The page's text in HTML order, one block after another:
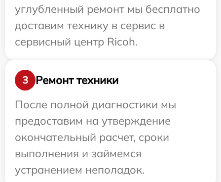
углубленный ремонт мы бесплатно
доставим технику в сервис в
сервисный центр Ricoh.
3
Ремонт техники
После полной диагностики мы
предоставим на утверждение
окончательный расчет, сроки
выполнения и займемся
устранением неполадок.